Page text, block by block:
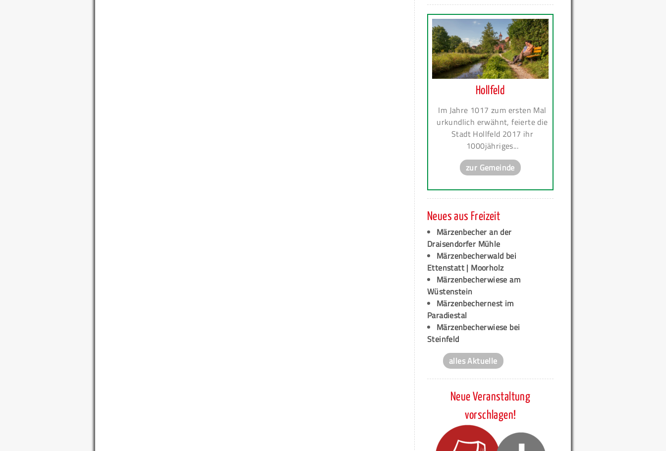
Hollfeld
Im Jahre 1017 zum ersten Mal
urkundlich erwähnt, feierte die
Stadt Hollfeld 2017 ihr
1000jähriges...
zur Gemeinde
Neues aus Freizeit
Märzenbecher an der
Draisendorfer Mühle
Märzenbecherwald bei
Ettenstatt | Moorholz
Märzenbecherwiese am
Wüstenstein
Märzenbechernest im
Paradiestal
Märzenbecherwiese bei
Steinfeld
alles Aktuelle
Neue Veranstaltung
vorschlagen!